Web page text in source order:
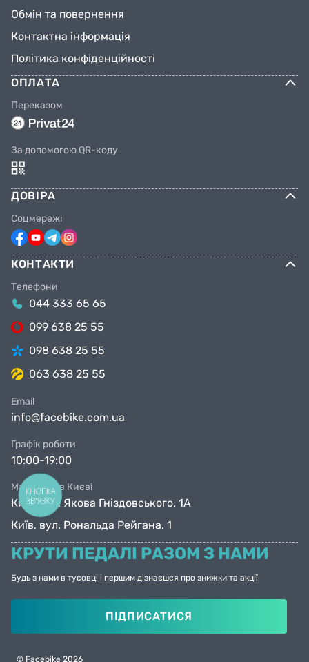
Обмін та повернення
Контактна інформація
Політика конфіденційності
ОПЛАТА
Переказом
За допомогою QR-коду
ДОВІРА
Соцмережі
КОНТАКТИ
Телефони
044 333 65 65
099 638 25 55
098 638 25 55
063 638 25 55
Email
info@facebike.com.ua
Графік роботи
10:00-19:00
Магазини в Києві
Київ, вул. Якова Гніздовського, 1А
Київ, вул. Рональда Рейгана, 1
КРУТИ ПЕДАЛІ РАЗОМ З НАМИ
Будь з нами в тусовці і першим дізнаєшся про знижки та акції
ПІДПИСАТИСЯ
© Facebike 2026
КНОПКА
ЗВ'ЯЗКУ